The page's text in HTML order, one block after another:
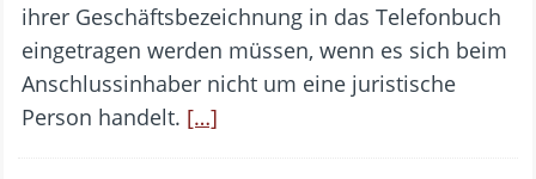
ihrer Geschäftsbezeichnung in das Telefonbuch
eingetragen werden müssen, wenn es sich beim
Anschlussinhaber nicht um eine juristische
Person handelt. […]